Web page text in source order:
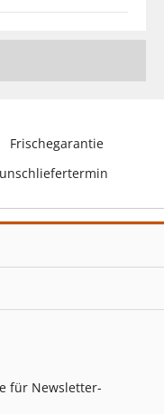
Frischegarantie
für Newsletter-